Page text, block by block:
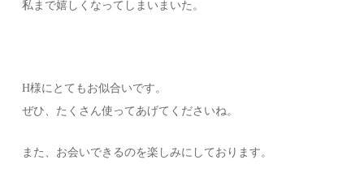
私まで嬉しくなってしまいまいた。
H様にとてもお似合いです。
ぜひ、たくさん使ってあげてくださいね。
また、お会いできるのを楽しみにしております。